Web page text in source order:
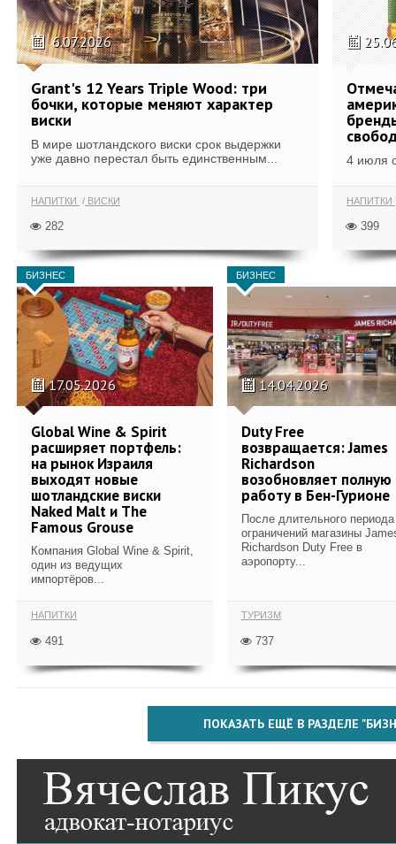
6.07.2026
Grant's 12 Years Triple Wood: три
бочки, которые меняют характер
виски
В мире шотландского виски срок выдержки
уже давно перестал быть единственным...
НАПИТКИ ВИСКИ
282
4 июля
НАПИТКИ
399
БИЗНЕС
17.05.2026
Global Wine & Spirit
расширяет портфель:
на рынок Израиля
выходят новые
шотландские виски
Naked Malt и The
Famous Grouse
Компания Global Wine & Spirit,
один из ведущих
импортёров...
НАПИТКИ
491
БИЗНЕС
14.04.2026
Duty Free
возвращается: James
Richardson
возобновляет полную
работу в Бен-Гурионе
После длительного периода
ограничений магазины
Richardson Duty Free в
аэропорту...
ТУРИЗМ
737
ПОКАЗАТЬ ЕЩЁ В РАЗДЕЛЕ